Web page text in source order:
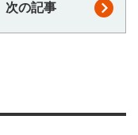
次の記事